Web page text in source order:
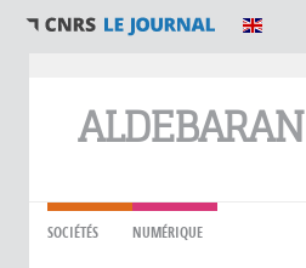
ALDEBARAN
SOCIÉTÉS NUMÉRIQUE